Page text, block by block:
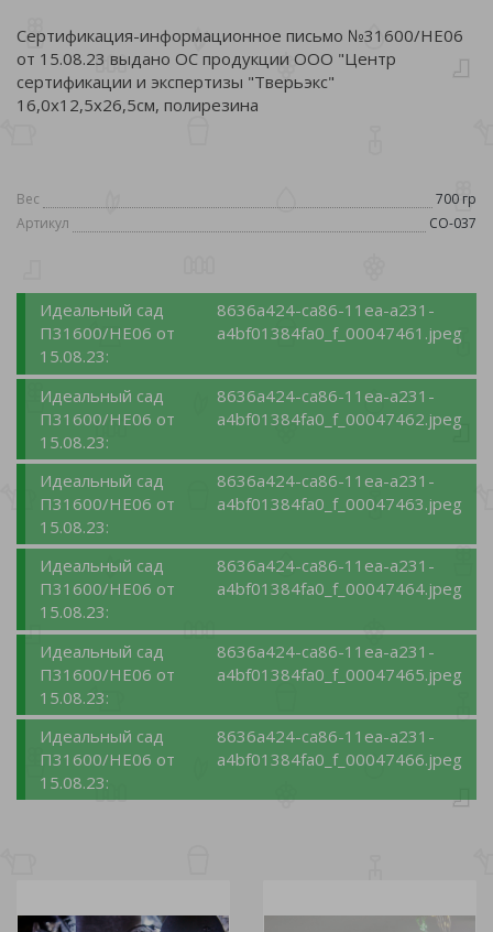
Сертификация-информационное письмо №31600/НЕ06
от 15.08.23 выдано ОС продукции ООО "Центр
сертификации и экспертизы "Тверьэкс"
16,0х12,5х26,5см, полирезина
Вес
700 гр
Артикул
CO-037
Идеальный сад
П31600/НЕ06 от
15.08.23:
8636a424-ca86-11ea-a231-
a4bf01384fa0_f_00047461.jpeg
Идеальный сад
П31600/НЕ06 от
15.08.23:
8636a424-ca86-11ea-a231-
a4bf01384fa0_f_00047462.jpeg
Идеальный сад
П31600/НЕ06 от
15.08.23:
8636a424-ca86-11ea-a231-
a4bf01384fa0_f_00047463.jpeg
Идеальный сад
П31600/НЕ06 от
15.08.23:
8636a424-ca86-11ea-a231-
a4bf01384fa0_f_00047464.jpeg
Идеальный сад
П31600/НЕ06 от
15.08.23:
8636a424-ca86-11ea-a231-
a4bf01384fa0_f_00047465.jpeg
Идеальный сад
П31600/НЕ06 от
15.08.23:
8636a424-ca86-11ea-a231-
a4bf01384fa0_f_00047466.jpeg